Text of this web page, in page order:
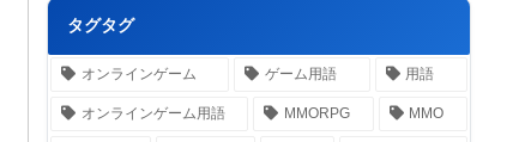
タグタグ
オンラインゲーム ゲーム用語 用語
オンラインゲーム用語 MMORPG MMO